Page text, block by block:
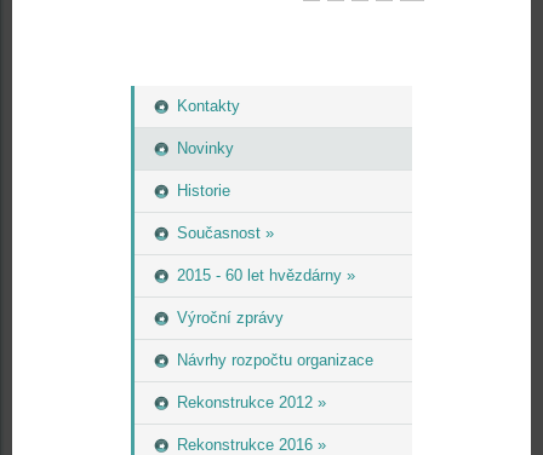
Kontakty
Novinky
Historie
Současnost »
2015 - 60 let hvězdárny »
Výroční zprávy
Návrhy rozpočtu organizace
Rekonstrukce 2012 »
Rekonstrukce 2016 »